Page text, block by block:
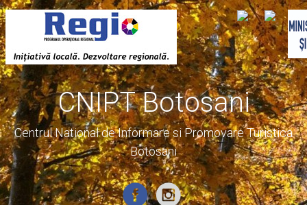
CNIPT Botosani
Centrul National de Informare si Promovare Turistica
Botosani